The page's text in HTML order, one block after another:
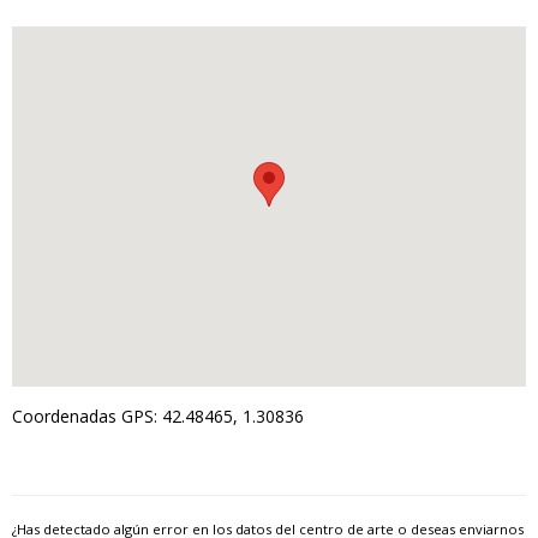
Coordenadas GPS: 42.48465, 1.30836
¿Has detectado algún error en los datos del centro de arte o deseas enviarnos